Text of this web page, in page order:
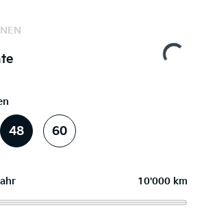
48 60
10'000 km